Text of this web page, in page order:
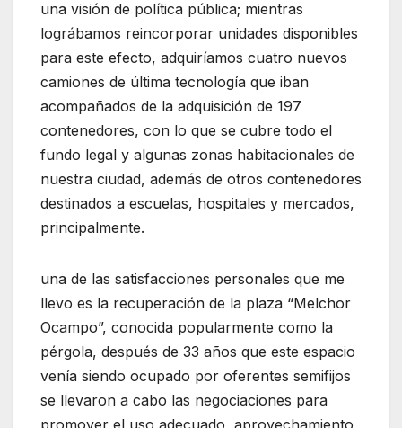
una visión de política pública; mientras
lográbamos reincorporar unidades disponibles
para este efecto, adquiríamos cuatro nuevos
camiones de última tecnología que iban
acompañados de la adquisición de 197
contenedores, con lo que se cubre todo el
fundo legal y algunas zonas habitacionales de
nuestra ciudad, además de otros contenedores
destinados a escuelas, hospitales y mercados,
principalmente.
una de las satisfacciones personales que me
llevo es la recuperación de la plaza “Melchor
Ocampo”, conocida popularmente como la
pérgola, después de 33 años que este espacio
venía siendo ocupado por oferentes semifijos
se llevaron a cabo las negociaciones para
promover el uso adecuado, aprovechamiento,